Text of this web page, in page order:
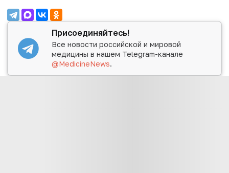
Присоединяйтесь!
Все новости российской и мировой
медицины в нашем Telegram-канале
@MedicineNews.